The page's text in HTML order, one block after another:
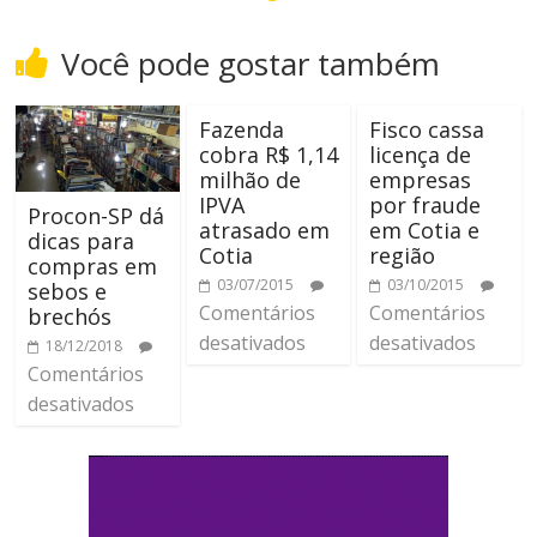
Você pode gostar também
Procon-SP dá
dicas para
compras em
sebos e
brechós
18/12/2018
Comentários
desativados
Fazenda
cobra R$ 1,14
milhão de
IPVA
atrasado em
Cotia
03/07/2015
Comentários
desativados
Fisco cassa
licença de
empresas
por fraude
em Cotia e
região
03/10/2015
Comentários
desativados